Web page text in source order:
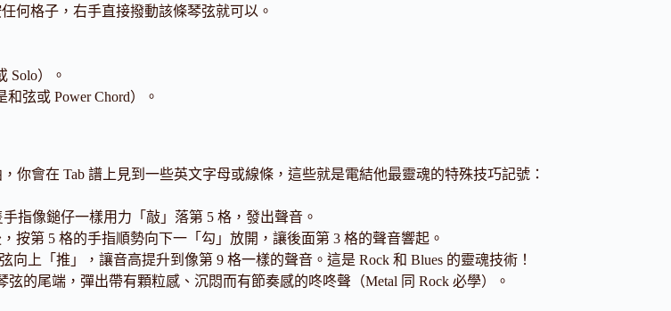
何格子，右手直接撥動該條琴弦就可以。
Solo）。
和弦或 Power Chord）。
你會在 Tab 譜上見到一些英文字母或線條，這些就是電結他最靈魂的特殊技巧記號：
指像鎚仔一樣用力「敲」落第 5 格，發出聲音。
按第 5 格的手指順勢向下一「勾」放開，讓後面第 3 格的聲音響起。
向上「推」，讓音高提升到像第 9 格一樣的聲音。這是 Rock 和 Blues 的靈魂技術！
的尾端，彈出帶有顆粒感、沉悶而有節奏感的咚咚聲（Metal 同 Rock 必學）。